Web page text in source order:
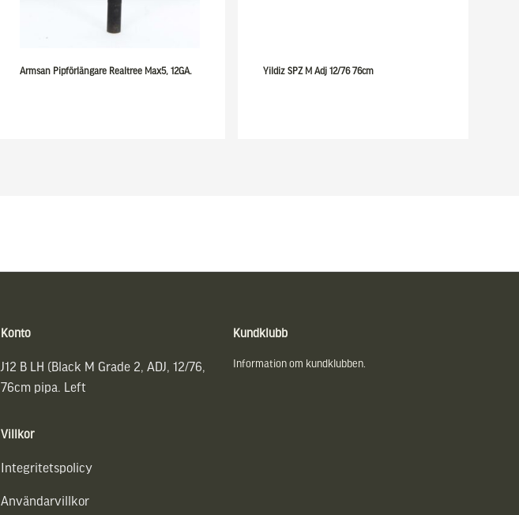
Armsan Pipförlängare Realtree Max5, 12GA. Yildiz SPZ M Adj 12/76 76cm
Konto
J12 B LH (Black M Grade 2, ADJ, 12/76,
76cm pipa. Left
Villkor
Integritetspolicy
Användarvillkor
Kundklubb
Information om kundklubben.